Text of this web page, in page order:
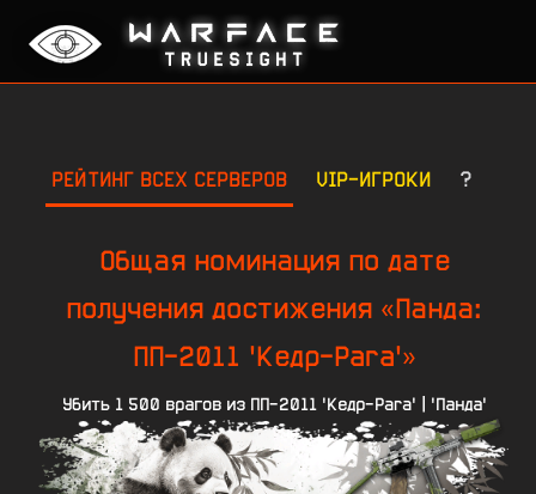
РЕЙТИНГ ВСЕХ СЕРВЕРОВ VIP-ИГРОКИ ?
Общая номинация по дате
получения достижения «Панда:
ПП-2011 'Кедр-Para'»
Убить 1 500 врагов из ПП-2011 'Кедр-Para' | 'Панда'